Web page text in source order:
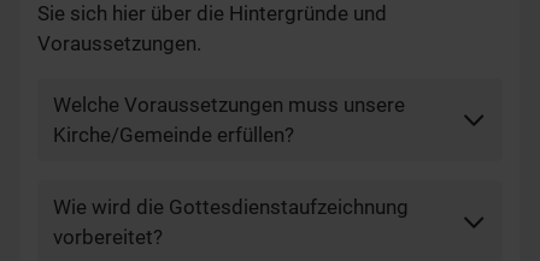
Sie sich hier über die Hintergründe und
Voraussetzungen.
Welche Voraussetzungen muss unsere
Kirche/Gemeinde erfüllen?
Wie wird die Gottesdienstaufzeichnung
vorbereitet?